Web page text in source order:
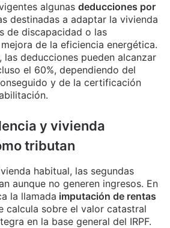
algunas deducciones por
destinadas a adaptar la vivienda
de discapacidad o las
de la eficiencia energética.
las deducciones pueden alcanzar
el 60%, dependiendo del
y de la certificación
y vivienda
tributan
habitual, las segundas
aunque no generen ingresos. En
la llamada imputación de rentas
calcula sobre el valor catastral
en la base general del IRPF.